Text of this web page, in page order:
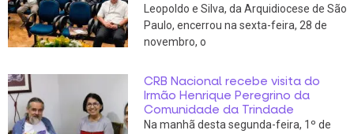
Leopoldo e Silva, da Arquidiocese de São
Paulo, encerrou na sexta-feira, 28 de
novembro, o
CRB Nacional recebe visita do
Irmão Henrique Peregrino da
Comunidade da Trindade
Na manhã desta segunda-feira, 1º de